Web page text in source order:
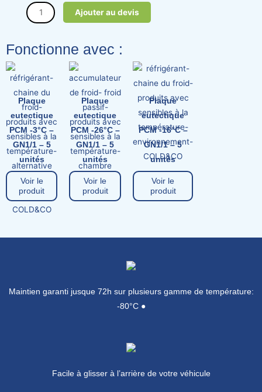
Fonctionne avec :
Plaque
eutectique
PCM -3°C –
GN1/1 – 5
unités
Voir le
produit
Plaque
eutectique
PCM -26°C –
GN1/1 – 5
unités
Voir le
produit
Plaque
eutectique
PCM -16°C –
GN1/1 – 5
unités
Voir le
produit
Maintien garanti jusque 72h sur plusieurs gamme de température:
-80°C ●
Facile à glisser à l’arrière de votre véhicule